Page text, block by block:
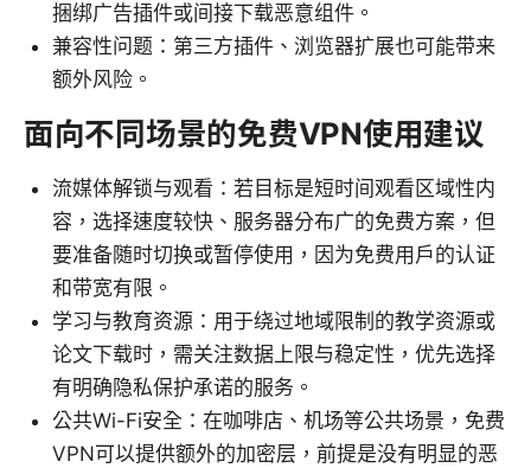
捆绑广告插件或间接下载恶意组件。
兼容性问题：第三方插件、浏览器扩展也可能带来
额外风险。
面向不同场景的免费VPN使用建议
流媒体解锁与观看：若目标是短时间观看区域性内
容，选择速度较快、服务器分布广的免费方案，但
要准备随时切换或暂停使用，因为免费用户的认证
和带宽有限。
学习与教育资源：用于绕过地域限制的教学资源或
论文下载时，需关注数据上限与稳定性，优先选择
有明确隐私保护承诺的服务。
公共Wi-Fi安全：在咖啡店、机场等公共场景，免费
VPN可以提供额外的加密层，前提是没有明显的恶